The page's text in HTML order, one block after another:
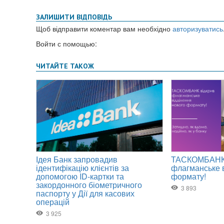
ЗАЛИШИТИ ВІДПОВІДЬ
Щоб відправити коментар вам необхідно авторизуватись
Войти с помощью: